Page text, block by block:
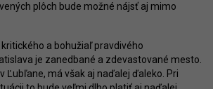
plôch bude možné nájsť aj mimo
a bohužiaľ pravdivého
je zanedbané a zdevastované mesto.
Ľubľane, má však aj naďalej ďaleko. Pri